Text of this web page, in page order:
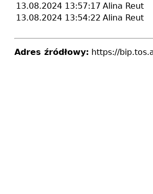
13.08.2024 13:57:17 Alina Reut
13.08.2024 13:54:22 Alina Reut
Adres źródłowy: https://